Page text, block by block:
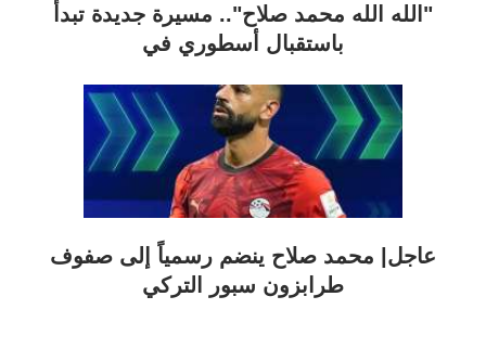
"الله الله محمد صلاح".. مسيرة جديدة تبدأ
باستقبال أسطوري في
عاجل| محمد صلاح ينضم رسمياً إلى صفوف
طرابزون سبور التركي